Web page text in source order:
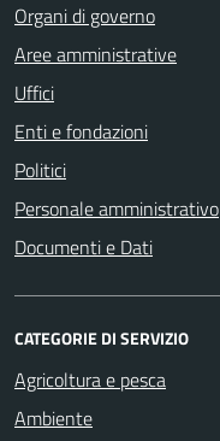
Organi di governo
Aree amministrative
Uffici
Enti e fondazioni
Politici
Personale amministrativo
Documenti e Dati
CATEGORIE DI SERVIZIO
Agricoltura e pesca
Ambiente